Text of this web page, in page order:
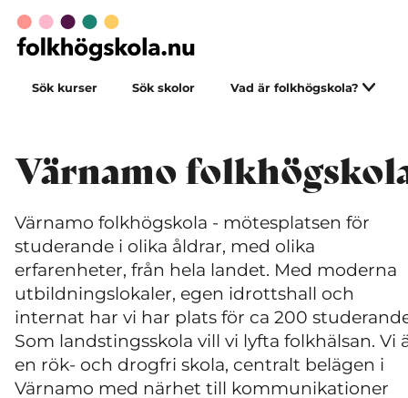
Sök kurser Sök skolor Vad är folkhögskola?
Värnamo
Värnamo folkhögskola - mötesplatsen för
studerande i olika åldrar, med olika
erfarenheter, från hela landet. Med moderna
utbildningslokaler, egen idrottshall och
internat har vi har plats för ca 200
Som landstingsskola vill vi lyfta folkhälsan. Vi
en rök- och drogfri skola, centralt belägen i
Värnamo med närhet till kommunikationer